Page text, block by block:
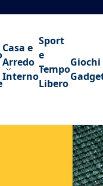
Casa e
Arredo
Interno
Sport
e
Tempo
Libero
Giochi